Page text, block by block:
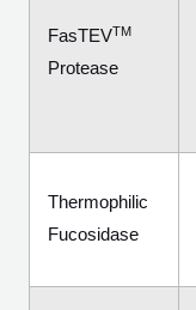
FasTEVTM
Protease
Thermophilic
Fucosidase